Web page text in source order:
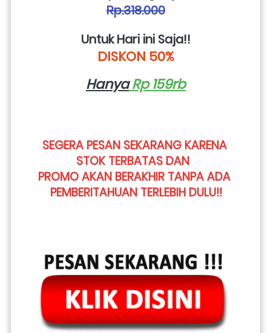
Rp.318.000
Untuk Hari ini Saja!!
DISKON 50%
Hanya Rp 159rb
SEGERA PESAN SEKARANG KARENA
STOK TERBATAS DAN
PROMO AKAN BERAKHIR TANPA ADA
PEMBERITAHUAN TERLEBIH DULU!!